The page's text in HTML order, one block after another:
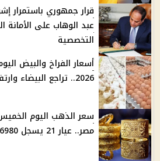
قرار جمهوري باستمرار
عبد الوهاب على الأمانة
التخصصية
2026.. تراجع البيضاء وارتفاع بيض المائدة
مصر.. عيار 21 يسجل 6980 جنيهًا